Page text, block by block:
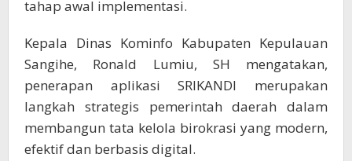
tahap awal implementasi.
Kepala Dinas Kominfo Kabupaten Kepulauan
Sangihe, Ronald Lumiu, SH mengatakan,
penerapan aplikasi SRIKANDI merupakan
langkah strategis pemerintah daerah dalam
membangun tata kelola birokrasi yang modern,
efektif dan berbasis digital.